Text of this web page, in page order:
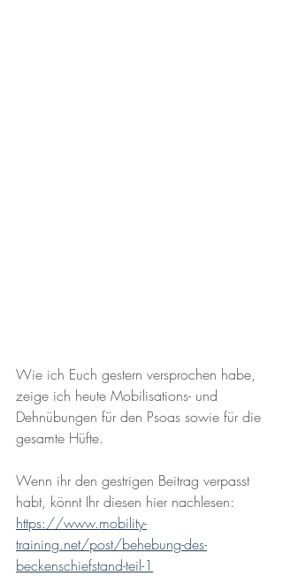
Wie ich Euch gestern versprochen habe,
zeige ich heute Mobilisations- und
Dehnübungen für den Psoas sowie für die
gesamte Hüfte.
Wenn ihr den gestrigen Beitrag verpasst
habt, könnt Ihr diesen hier nachlesen:
https://www.mobility-
training.net/post/behebung-des-
beckenschiefstand-teil-1